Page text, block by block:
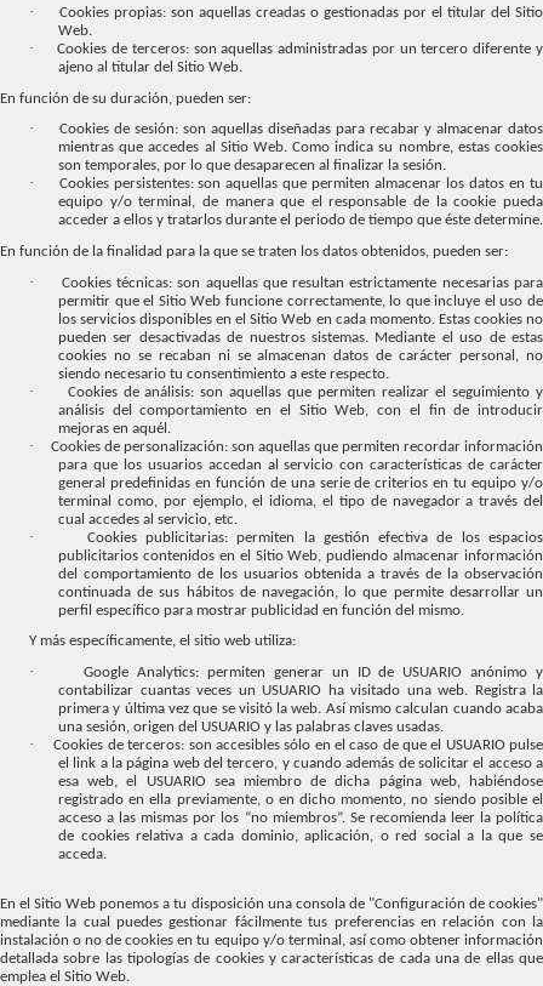
·
Cookies propias: son aquellas creadas o gestionadas por el titular del Sitio
Web.
·
Cookies de terceros: son aquellas administradas por un tercero diferente y
ajeno al titular del Sitio Web.
En función de su duración, pueden ser:
·
Cookies de sesión: son aquellas diseñadas para recabar y almacenar datos
mientras que accedes al Sitio Web. Como indica su nombre, estas cookies
son temporales, por lo que desaparecen al finalizar la sesión.
·
Cookies persistentes: son aquellas que permiten almacenar los datos en tu
equipo y/o terminal, de manera que el responsable de la cookie pueda
acceder a ellos y tratarlos durante el periodo de tiempo que éste determine.
En función de la finalidad para la que se traten los datos obtenidos, pueden ser:
·
Cookies técnicas: son aquellas que resultan estrictamente necesarias para
permitir que el Sitio Web funcione correctamente, lo que incluye el uso de
los servicios disponibles en el Sitio Web en cada momento. Estas cookies no
pueden ser desactivadas de nuestros sistemas. Mediante el uso de estas
cookies no se recaban ni se almacenan datos de carácter personal, no
siendo necesario tu consentimiento a este respecto.
·
Cookies de análisis: son aquellas que permiten realizar el seguimiento y
análisis del comportamiento en el Sitio Web, con el fin de introducir
mejoras en aquél.
·
Cookies de personalización: son aquellas que permiten recordar información
para que los usuarios accedan al servicio con características de carácter
general predefinidas en función de una serie de criterios en tu equipo y/o
terminal como, por ejemplo, el idioma, el tipo de navegador a través del
cual accedes al servicio, etc.
·
Cookies publicitarias: permiten la gestión efectiva de los espacios
publicitarios contenidos en el Sitio Web, pudiendo almacenar información
del comportamiento de los usuarios obtenida a través de la observación
continuada de sus hábitos de navegación, lo que permite desarrollar un
perfil específico para mostrar publicidad en función del mismo.
Y más específicamente, el sitio web utiliza:
·
Google Analytics: permiten generar un ID de USUARIO anónimo y
contabilizar cuantas veces un USUARIO ha visitado una web. Registra la
primera y última vez que se visitó la web. Así mismo calculan cuando acaba
una sesión, origen del USUARIO y las palabras claves usadas.
·
Cookies de terceros: son accesibles sólo en el caso de que el USUARIO pulse
el link a la página web del tercero, y cuando además de solicitar el acceso a
esa web, el USUARIO sea miembro de dicha página web, habiéndose
registrado en ella previamente, o en dicho momento, no siendo posible el
acceso a las mismas por los “no miembros”. Se recomienda leer la política
de cookies relativa a cada dominio, aplicación, o red social a la que se
acceda.
En el Sitio Web ponemos a tu disposición una consola de "Configuración de cookies"
mediante la cual puedes gestionar fácilmente tus preferencias en relación con la
instalación o no de cookies en tu equipo y/o terminal, así como obtener información
detallada sobre las tipologías de cookies y características de cada una de ellas que
emplea el Sitio Web.